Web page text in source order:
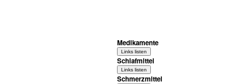
Medikamente
Schlafmittel
Schmerzmittel